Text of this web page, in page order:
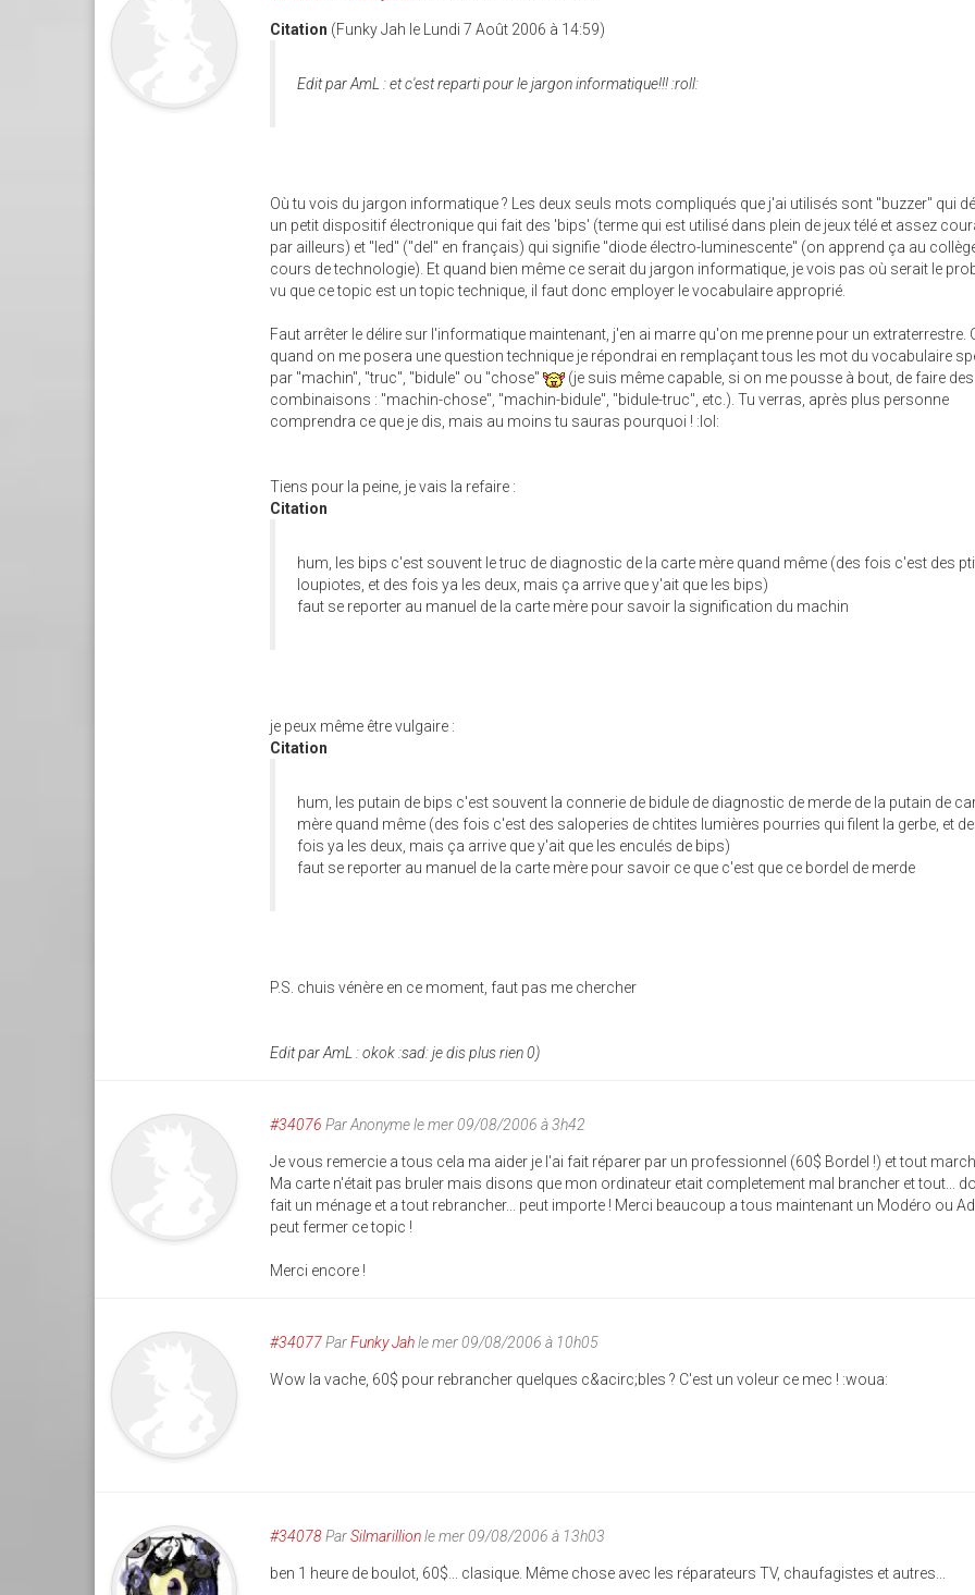
Citation (Funky Jah le Lundi 7 Août 2006 à 14:59)
Edit par AmL : et c'est reparti pour le jargon informatique!!! :roll:
Où tu vois du jargon informatique ? Les deux seuls mots compliqués que j'ai utilisés sont "buzzer" qui
un petit dispositif électronique qui fait des 'bips' (terme qui est utilisé dans plein de jeux télé et assez
par ailleurs) et "led" ("del" en français) qui signifie "diode électro-luminescente" (on apprend ça au
cours de technologie). Et quand bien même ce serait du jargon informatique, je vois pas où serait le
vu que ce topic est un topic technique, il faut donc employer le vocabulaire approprié.
Faut arrêter le délire sur l'informatique maintenant, j'en ai marre qu'on me prenne pour un extraterrestre.
quand on me posera une question technique je répondrai en remplaçant tous les mot du vocabulaire
par "machin", "truc", "bidule" ou "chose"
(je suis même capable, si on me pousse à bout, de faire des
combinaisons : "machin-chose", "machin-bidule", "bidule-truc", etc.). Tu verras, après plus personne
comprendra ce que je dis, mais au moins tu sauras pourquoi ! :lol:
Tiens pour la peine, je vais la refaire :
Citation
hum, les bips c'est souvent le truc de diagnostic de la carte mère quand même (des fois c'est des
loupiotes, et des fois ya les deux, mais ça arrive que y'ait que les bips)
faut se reporter au manuel de la carte mère pour savoir la signification du machin
je peux même être vulgaire :
Citation
hum, les putain de bips c'est souvent la connerie de bidule de diagnostic de merde de la putain de
mère quand même (des fois c'est des saloperies de chtites lumières pourries qui filent la gerbe, et
fois ya les deux, mais ça arrive que y'ait que les enculés de bips)
faut se reporter au manuel de la carte mère pour savoir ce que c'est que ce bordel de merde
P.S. chuis vénère en ce moment, faut pas me chercher
Edit par AmL : okok :sad: je dis plus rien 0)
#34076 ParAnonymele mer 09/08/2006 à 3h42
Je vous remercie a tous cela ma aider je l'ai fait réparer par un professionnel (60$ Bordel !) et tout
Ma carte n'était pas bruler mais disons que mon ordinateur etait completement mal brancher et tout...
fait un ménage et a tout rebrancher... peut importe ! Merci beaucoup a tous maintenant un Modéro ou
peut fermer ce topic !
Merci encore !
#34077ParFunky Jahle mer 09/08/2006 à 10h05
Wow la vache, 60$ pour rebrancher quelques c&acirc;bles ? C'est un voleur ce mec ! :woua:
#34078ParSilmarillionle mer 09/08/2006 à 13h03
ben 1 heure de boulot, 60$... clasique. Même chose avec les réparateurs TV, chaufagistes et autres...